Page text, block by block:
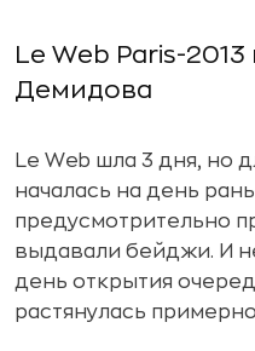
Le Web Paris-
Демидова
Le Web шла 3 дня, но
началась на день
предусмотрительно
выдавали бейджи. И
день открытия
растянулась